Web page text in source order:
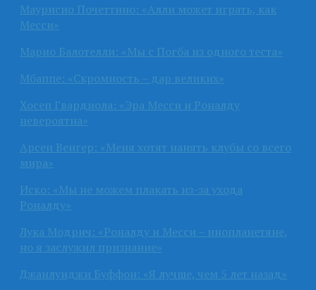
Маурисио Почеттино: «Алли может играть, как
Месси»
Марио Балотелли: «Мы с Погба из одного теста»
Мбаппе: «Скромность – дар великих»
Хосеп Гвардиола: «Эра Месси и Роналду
невероятна»
Арсен Венгер: «Меня хотят нанять клубы со всего
мира»
Иско: «Мы не можем плакать из-за ухода
Роналду»
Лука Модрич: «Роналду и Месси – инопланетяне,
но я заслужил признание»
Джанлуиджи Буффон: «Я лучше, чем 5 лет назад»